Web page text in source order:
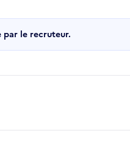
le recruteur.